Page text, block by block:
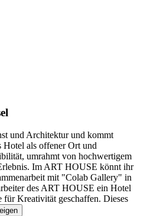
und Architektur und kommt
Hotel als offener Ort und
umrahmt von hochwertigem
Im ART HOUSE könnt ihr
mit "Colab Gallery" in
des ART HOUSE ein Hotel
Kreativität geschaffen. Dieses